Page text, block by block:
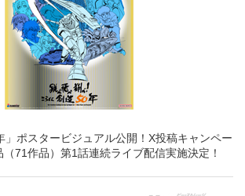
」ポスタービジュアル公開！X投稿キャンペー
71作品）第1話連続ライブ配信実施決定！